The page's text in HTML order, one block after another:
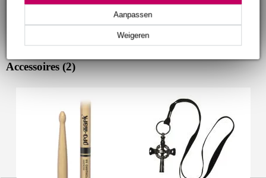
Weigeren
Aanpassen
Accessoires (2)